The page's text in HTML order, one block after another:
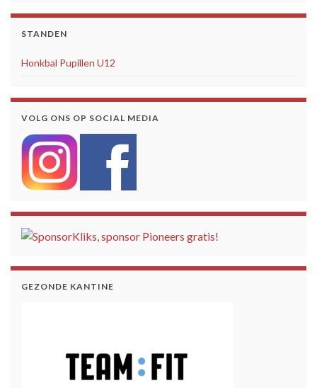
STANDEN
Honkbal Pupillen U12
VOLG ONS OP SOCIAL MEDIA
GEZONDE KANTINE